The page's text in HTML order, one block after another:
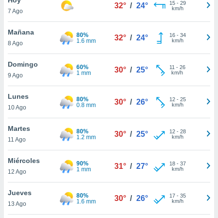
y
en
más
de
7 Ago
32° / 24° 15- 29
km/h
Mañana
8 Ago
80%
1.6 mm
32° / 24° 16- 34
km/h
Domingo
9 Ago
60%
1 mm
30° / 25° 11 - 26
km/h
Lunes
10 Ago
80%
0.8 mm
30° / 26° 12- 25
km/h
Martes
11 Ago
80%
1.2 mm
30° / 25° 12- 28
km/h
Miércoles
12 Ago
90%
1 mm
31° / 27° 18- 37
km/h
Jueves
13 Ago
80%
1.6 mm
30° / 26° 17- 35
km/h